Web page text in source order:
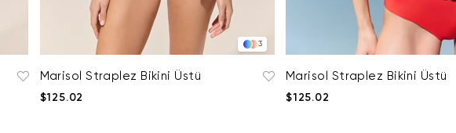
3
Marisol Straplez Bikini Üstü
$125.02
Marisol Straplez Bikini Üstü
$125.02